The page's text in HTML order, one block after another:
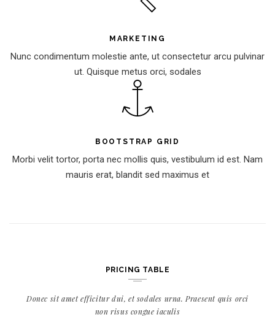
MARKETING
Nunc condimentum molestie ante, ut consectetur arcu pulvinar
ut. Quisque metus orci, sodales
BOOTSTRAP GRID
Morbi velit tortor, porta nec mollis quis, vestibulum id est. Nam
mauris erat, blandit sed maximus et
PRICING TABLE
Donec sit amet efficitur dui, et sodales urna. Praesent quis orci
non risus congue iaculis